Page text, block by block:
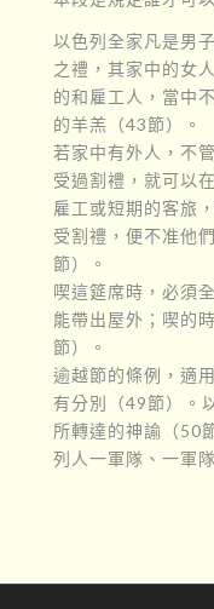
以色列全家凡是男
之禮，其家中的女
的和雇工人，當中
的羊羔（43節）。
若家中有外人，不
受過割禮，就可以
雇工或短期的客旅
受割禮，便不准他
節）。
喫這筵席時，必須
能帶出屋外；喫的
節）。
逾越節的條例，適
有分別（49節）。
所轉達的神諭（50
列人一軍隊、一軍